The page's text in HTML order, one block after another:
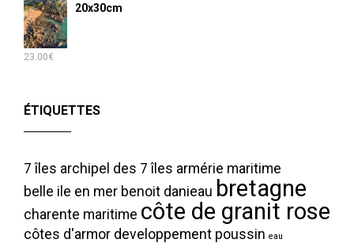
20x30cm
23.00€
ÉTIQUETTES
7 îles archipel des 7 îles armérie maritime
belle ile en mer benoit danieau bretagne
charente maritime côte de granit rose
côtes d'armor developpement poussin eau